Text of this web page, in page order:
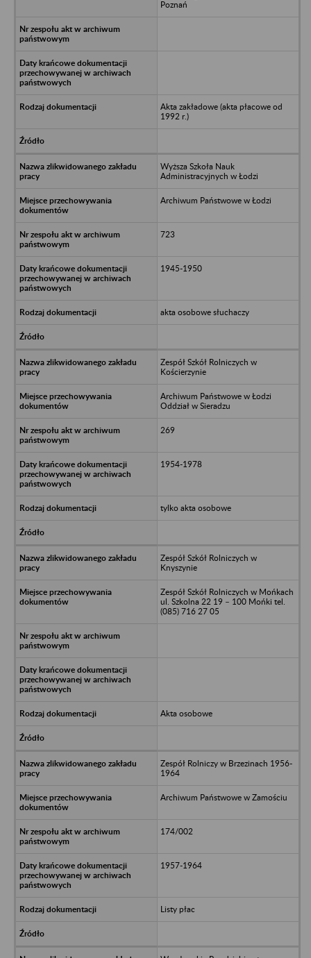
Poznań
Akta zakładowe (akta płacowe od
1992 r.)
Wyższa Szkoła Nauk
Administracyjnych w Łodzi
Archiwum Państwowe w Łodzi
723
1945-1950
akta osobowe słuchaczy
Zespół Szkół Rolniczych w
Kościerzynie
Archiwum Państwowe w Łodzi
Oddział w Sieradzu
269
1954-1978
tylko akta osobowe
Zespół Szkół Rolniczych w
Knyszynie
Zespół Szkół Rolniczych w Mońkach
ul. Szkolna 22 19 – 100 Mońki tel.
(085) 716 27 05
Akta osobowe
Zespół Rolniczy w Brzezinach 1956-
1964
Archiwum Państwowe w Zamościu
174/002
1957-1964
Listy płac